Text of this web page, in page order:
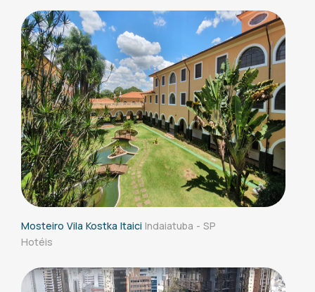
Mosteiro Vila Kostka Itaici Indaiatuba - SP
Hotéis